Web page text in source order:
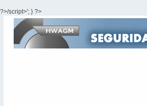
?>/script>'; } ?>